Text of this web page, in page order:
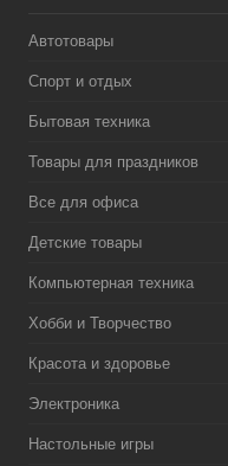
Автотовары
Спорт и отдых
Бытовая техника
Товары для праздников
Все для офиса
Детские товары
Компьютерная техника
Хобби и Творчество
Красота и здоровье
Электроника
Настольные игры